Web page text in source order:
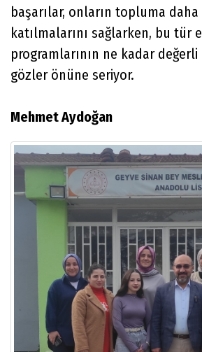
başarılar, onların topluma
katılmalarını sağlarken, bu tür
programlarının ne kadar
gözler önüne seriyor.
Mehmet Aydoğan